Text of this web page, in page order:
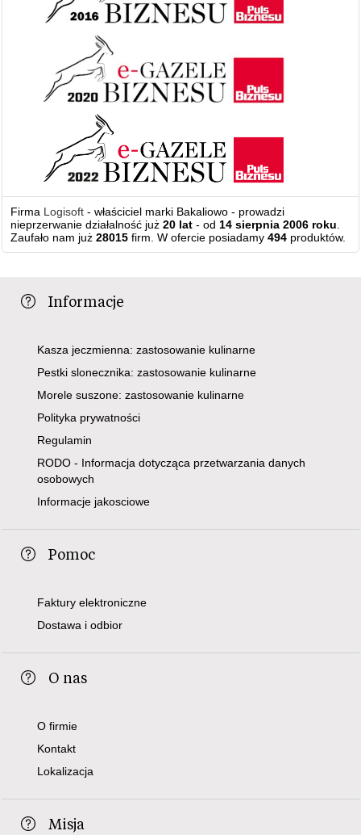
Firma Logisoft - właściciel marki Bakaliowo - prowadzi
nieprzerwanie działalność już20 lat - od 14 sierpnia 2006 roku
Zaufało nam już28015 firm. W ofercie posiadamy494 produktów.
Informacje
Kasza jeczmienna: zastosowanie kulinarne
Pestki slonecznika: zastosowanie kulinarne
Morele suszone: zastosowanie kulinarne
Polityka prywatności
Regulamin
RODO - Informacja dotycząca przetwarzania danych
osobowych
Informacje jakosciowe
Pomoc
Faktury elektroniczne
Dostawa i odbior
O nas
O firmie
Kontakt
Lokalizacja
Misja